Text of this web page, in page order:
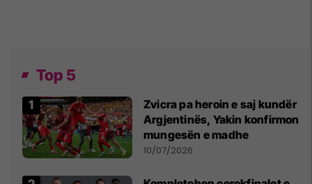
Top 5
Zvicra pa heroin e saj kundër
Argjentinës, Yakin konfirmon
mungesën e madhe
10/07/2026